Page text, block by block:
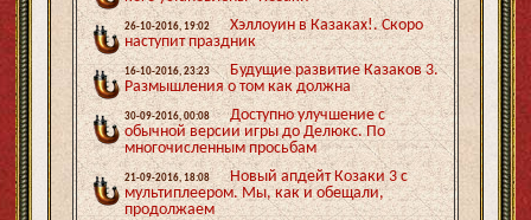
26-10-2016, 19:02
Хэллоуин в Казаках!. Скоро
наступит праздник
16-10-2016, 23:23
Будущие развитие Казаков 3.
Размышления о том как должна
30-09-2016, 00:08
Доступно улучшение с
обычной версии игры до Делюкс. По
многочисленным просьбам
21-09-2016, 18:08
Новый апдейт Козаки 3 с
мультиплеером. Мы, как и обещали,
продолжаем